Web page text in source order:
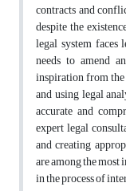
contracts and
despite the
legal system faces
needs to amend
inspiration from
and using legal
accurate and
expert legal
and creating
are among the
in the process of